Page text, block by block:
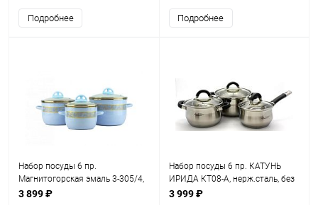
Подробнее Подробнее
Набор посуды 6 пр.
Магнитогорская эмаль 3-305/4,
сталь, эмаль, голубой, Полонез,
3 899 ₽
Набор посуды 6 пр. КАТУНЬ
ИРИДА КТ08-А, нерж.сталь, без
покрытия, зеркальная
3 999 ₽